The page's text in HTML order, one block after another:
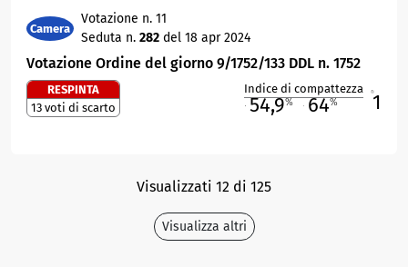
Camera
Votazione n. 11
Seduta n. 282 del 18 apr 2024
Votazione Ordine del giorno 9/1752/133 DDL n. 1752
RESPINTA
13 voti di scarto
Indice di compattezza
54,9% 64% 1
Visualizzati 12 di 125
Visualizza altri